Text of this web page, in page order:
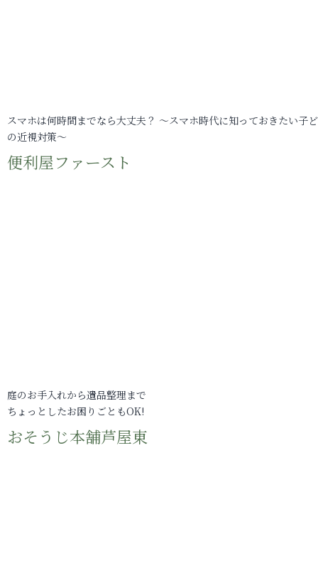
スマホは何時間までなら大丈夫？ ～スマホ時代に知っておきたい子
の近視対策～
便利屋ファースト
庭のお手入れから遺品整理まで
ちょっとしたお困りごともOK!
おそうじ本舗芦屋東